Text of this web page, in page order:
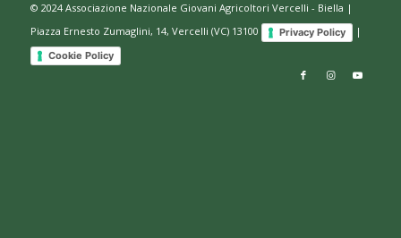
© 2024 Associazione Nazionale Giovani Agricoltori Vercelli - Biella |
Piazza Ernesto Zumaglini, 14, Vercelli (VC) 13100
Privacy Policy |
Cookie Policy